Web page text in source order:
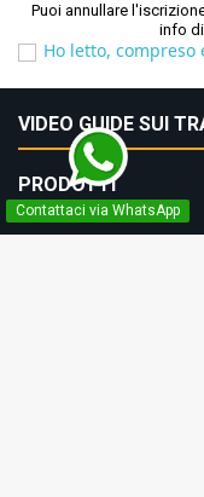
Puoi annullare
info
Ho letto,
VIDEO GUIDE SUI
PRODOTTI
Contattaci via WhatsApp